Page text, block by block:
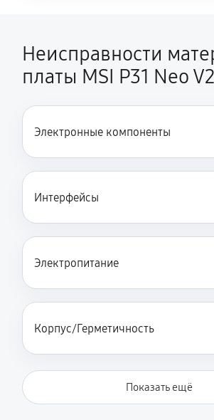
Неисправности
платы MSI P31 Neo V2
Электронные компоненты
Интерфейсы
Электропитание
Корпус/Герметичность
Показать ещё